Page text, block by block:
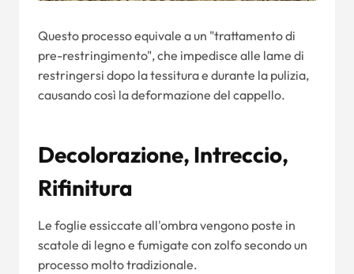
Questo processo equivale a un "trattamento di
pre-restringimento", che impedisce alle lame di
restringersi dopo la tessitura e durante la pulizia,
causando così la deformazione del cappello.
Decolorazione, Intreccio,
Rifinitura
Le foglie essiccate all'ombra vengono poste in
scatole di legno e fumigate con zolfo secondo un
processo molto tradizionale.